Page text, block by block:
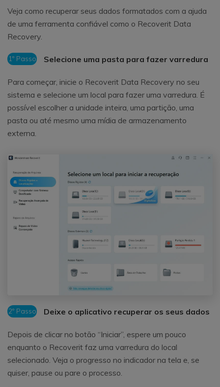
Veja como recuperar seus dados formatados com a ajuda
de uma ferramenta confiável como o Recoverit Data
Recovery.
1º Passo Selecione uma pasta para fazer varredura
Para começar, inicie o Recoverit Data Recovery no seu
sistema e selecione um local para fazer uma varredura. É
possível escolher a unidade inteira, uma partição, uma
pasta ou até mesmo uma mídia de armazenamento
externa.
2º Passo Deixe o aplicativo recuperar os seus dados
Depois de clicar no botão “Iniciar”, espere um pouco
enquanto o Recoverit faz uma varredura do local
selecionado. Veja o progresso no indicador na tela e, se
quiser, pause ou pare o processo.